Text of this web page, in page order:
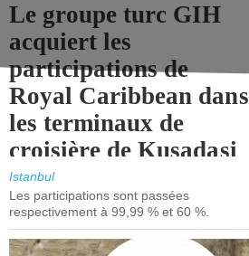
Le groupe turc GIH
acquiert les
participations de
Royal Caribbean dans
les terminaux de
croisière de Kusadasi
et de Lisbonne.
Istanbul
Les participations sont passées
respectivement à 99,99 % et 60 %.